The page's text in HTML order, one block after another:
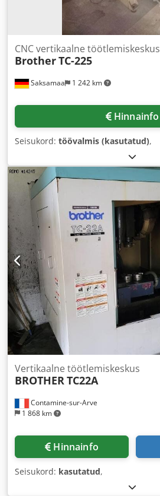
Saksamaa 1 242 km
CNC vertikaalne töötlemiskeskus
BrotherTC-225
Hinnainfo
Seisukord: töövalmis (kasutatud),
Contamine-sur-Arve
1 868 km
Vertikaalne töötlemiskeskus
BROTHERTC22A
Hinnainfo
Seisukord: kasutatud,